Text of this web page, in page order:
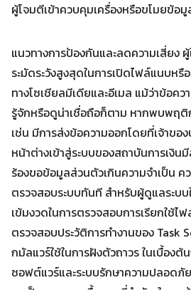
ผู้โจมตีเข้าควบคุมเครื่องหรือขโมยข้อ
แนวทางการป้องกันและลดความเสี่ยง ผู้
ระมัดระวังสูงสุดในการเปิดไฟล์แนบห
ทางโซเชียลมีเดียและอีเมล แม้ว่าข้อค
รู้จักหรือดูน่าเชื่อถือก็ตาม หากพบพฤ
เช่น มีการส่งข้อความออกโดยที่เจ้าข
หน้าต่างเข้าสู่ระบบของสถาบันการเงิ
ร้องขอข้อมูลส่วนตัวเกินความจำเป็น ค
ตรวจสอบระบบทันที สำหรับผู้ดูแลระบ
เข้มงวดในการตรวจสอบการเรียกใช้ไ
ตรวจสอบประวัติการทำงานของ Task
กมัลแวร์ใช้ในการฝังตัวถาวร ในเบื้อง
ซอฟต์แวร์และระบบรักษาความปลอดภั